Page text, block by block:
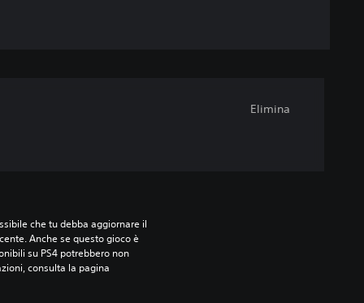
Elimina
che tu debba aggiornare il
Anche se questo gioco è
su PS4 potrebbero non
consulta la pagina